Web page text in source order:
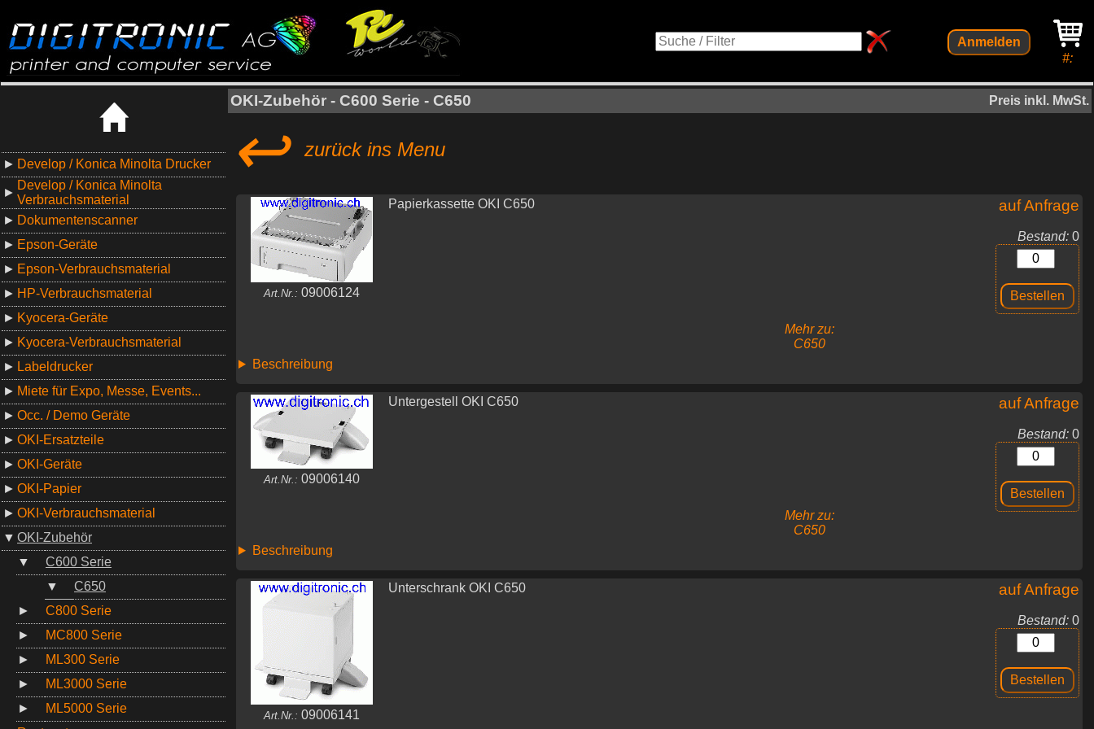
Anmelden
#:
► Develop / Konica Minolta Drucker
►
Develop / Konica Minolta
Verbrauchsmaterial
► Dokumentenscanner
► Epson-Geräte
► Epson-Verbrauchsmaterial
► HP-Verbrauchsmaterial
► Kyocera-Geräte
► Kyocera-Verbrauchsmaterial
► Labeldrucker
► Miete für Expo, Messe, Events...
► Occ. / Demo Geräte
► OKI-Ersatzteile
► OKI-Geräte
► OKI-Papier
► OKI-Verbrauchsmaterial
▼ OKI-Zubehör
▼
C600 Serie
▼
C650
►
C800 Serie
►
MC800 Serie
►
ML300 Serie
►
ML3000 Serie
►
ML5000 Serie
OKI-Zubehör - C600 Serie - C650 Preis inkl. MwSt.
↩zurück ins Menu
Art.Nr.: 09006124
Papierkassette OKI C650 auf Anfrage
Bestand: 0
Mehr zu:
C650
Beschreibung
Art.Nr.: 09006140
Untergestell OKI C650 auf Anfrage
Bestand: 0
Mehr zu:
C650
Beschreibung
Art.Nr.: 09006141
Unterschrank OKI C650 auf Anfrage
Bestand: 0